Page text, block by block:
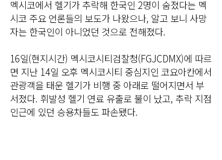
멕시코에서 헬기가 추락해 한국인 2명이 숨졌다는 멕
시코 주요 언론들의 보도가 나왔으나, 알고 보니 사망
자는 한국인이 아니었던 것으로 전해졌다.
16일(현지시간) 멕시코시티검찰청(FGJCDMX)에 따르
면 지난 14일 오후 멕시코시티 중심지인 코요아칸에서
관광객을 태운 헬기가 비행 중 아래로 떨어지면서 부
서졌다. 휘발성 헬기 연료 유출로 불이 났고, 추락 지점
인근에 있던 승용차들도 파손됐다.